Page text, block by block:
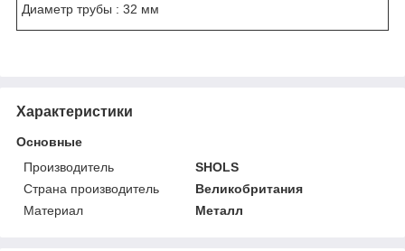
Диаметр трубы : 32 мм
Характеристики
Основные
Производитель
SHOLS
Страна производитель
Великобритания
Материал
Металл